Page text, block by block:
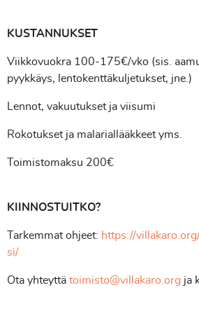
KUSTANNUKSET
Viikkovuokra 100-175€/vko (sis.
pyykkäys, lentokenttäkuljetukset, jne.)
Lennot, vakuutukset ja viisumi
Rokotukset ja malariallääkkeet yms.
Toimistomaksu 200€
KIINNOSTUITKO?
Tarkemmat ohjeet: https://
si/
Ota yhteyttä toimisto@villakaro.org ja